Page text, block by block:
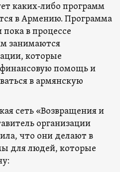
каких-либо программ
в Армению. Программа
в процессе
занимаются
которые
помощь и
в армянскую
сеть «Возвращения и
организации
что они делают в
для людей, которые